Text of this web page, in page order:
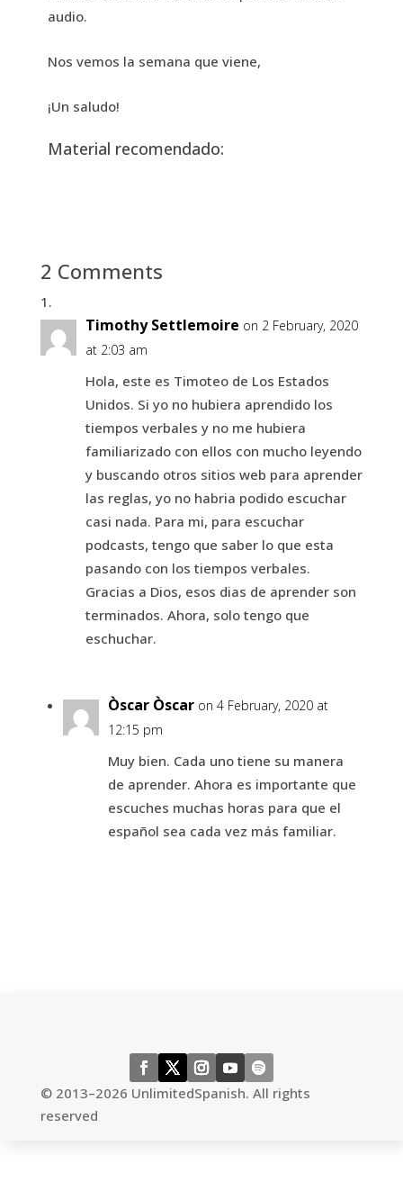
audio.
Nos vemos la semana que viene,
¡Un saludo!
Material recomendado:
2 Comments
Timothy Settlemoire on 2 February, 2020
at 2:03 am
Hola, este es Timoteo de Los Estados
Unidos. Si yo no hubiera aprendido los
tiempos verbales y no me hubiera
familiarizado con ellos con mucho leyendo
y buscando otros sitios web para aprender
las reglas, yo no habria podido escuchar
casi nada. Para mi, para escuchar
podcasts, tengo que saber lo que esta
pasando con los tiempos verbales.
Gracias a Dios, esos dias de aprender son
terminados. Ahora, solo tengo que
eschuchar.
Òscar Òscar on 4 February, 2020 at
12:15 pm
Muy bien. Cada uno tiene su manera
de aprender. Ahora es importante que
escuches muchas horas para que el
español sea cada vez más familiar.
© 2013–2026 UnlimitedSpanish. All rights
reserved